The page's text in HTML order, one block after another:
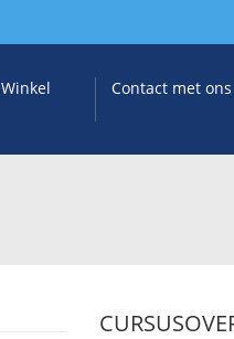
Winkel Contact met ons